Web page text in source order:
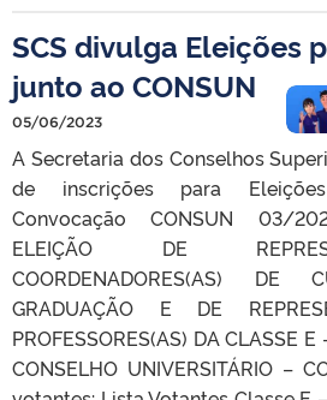
SCS divulga Eleições
junto ao CONSUN
05/06/2023
A Secretaria dos Conselhos
de inscrições para
Convocação CONSUN 03/
ELEIÇÃO DE
COORDENADORES(AS) DE
GRADUAÇÃO E DE
PROFESSORES(AS) DA CLASSE
CONSELHO UNIVERSITÁRIO –